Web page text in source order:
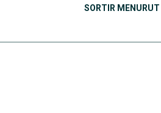
SORTIR MENURUT